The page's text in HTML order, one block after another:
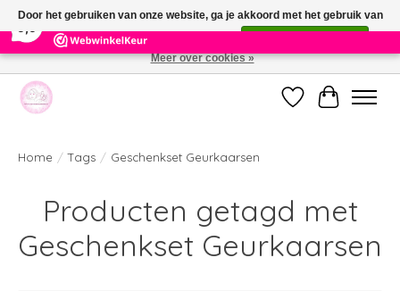
391 Reviews ×
Welkom bij de nieuwe webshop van Parfumerie Marie Rose
Verlanglijst
Home / Tags / Geschenkset Geurkaarsen
Producten getagd met
Geschenkset Geurkaarsen
Door het gebruiken van onze website, ga je akkoord met het gebruik van
cookies om onze website te verbeteren.
Meer over cookies »